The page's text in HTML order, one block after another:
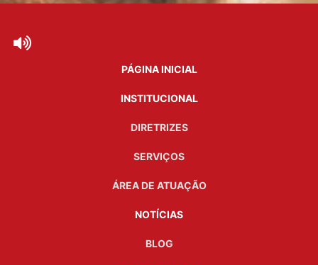
PÁGINA INICIAL
INSTITUCIONAL
DIRETRIZES
SERVIÇOS
ÁREA DE ATUAÇÃO
NOTÍCIAS
BLOG